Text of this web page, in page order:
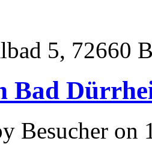
5, 72660
Bad
Besucher on